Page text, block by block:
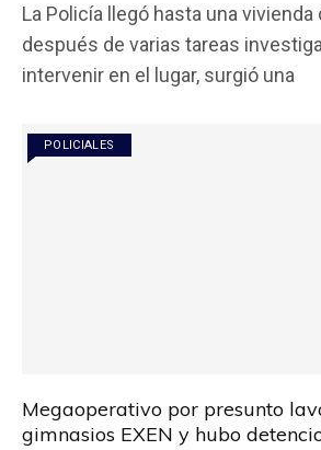
ce
b
o
k
tt
er
at
s
A
ail m
p
ar
La Policía llegó hasta una
después de varias tareas
intervenir en el lugar, surgió una
POLICIALES
Megaoperativo por presunto
gimnasios EXEN y hubo